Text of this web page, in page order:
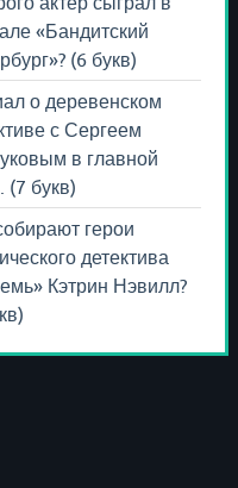
«Бандитский
(6 букв)
о деревенском
с Сергеем
в главной
(7 букв)
герои
детектива
Кэтрин Нэвилл?